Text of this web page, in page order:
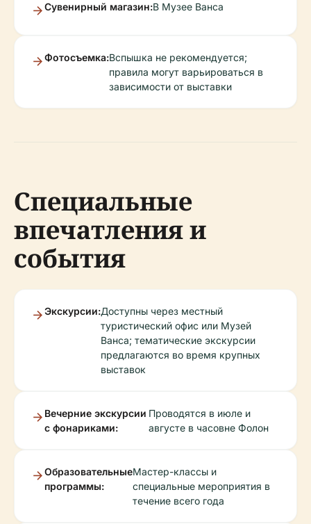
Сувенирный магазин:В Музее Ванса
Фотосъемка:Вспышка не рекомендуется;
правила могут варьироваться в
зависимости от выставки
Специальные
впечатления и
события
Экскурсии:Доступны через местный
туристический офис или Музей
Ванса; тематические экскурсии
предлагаются во время крупных
выставок
Вечерние экскурсии
с фонариками:
Проводятся в июле и
августе в часовне Фолон
Образовательные
программы:
Мастер-классы и
специальные мероприятия в
течение всего года